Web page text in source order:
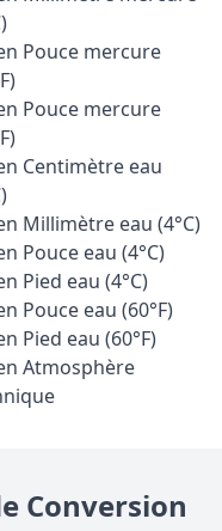
Pouce mercure
Pouce mercure
Centimètre eau
Millimètre eau (4°C)
Pouce eau (4°C)
Pied eau (4°C)
Pouce eau (60°F)
Pied eau (60°F)
Atmosphère
Conversion